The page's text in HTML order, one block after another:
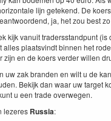
lijn getek­end. De
ja, het zou best
kijk vanu­it trader­s­stand­punt
alles plaatsvin­dt bin­nen het
zijn en de koers verder willen
uw zak bran­den en wilt u de
Bek­ijk dan waar uw tar­get
u een trade overwegen.
lez­eres Rus­sia: